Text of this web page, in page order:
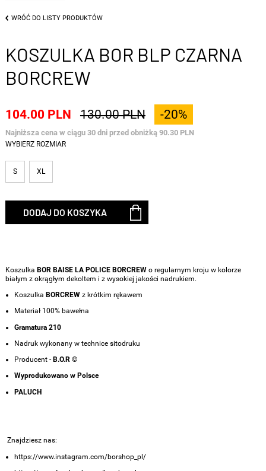
WRÓĆ DO LISTY PRODUKTÓW
KOSZULKA BOR BLP CZARNA
BORCREW
104.00 PLN 130.00 PLN -20%
Najniższa cena w ciągu 30 dni przed obniżką 90.30 PLN
WYBIERZ ROZMIAR
S XL
DODAJ DO KOSZYKA
Koszulka BOR BAISE LA POLICE BORCREW o regularnym kroju w kolorze
białym z okrągłym dekoltem i z wysokiej jakości nadrukiem.
Koszulka BORCREWz krótkim rękawem
Materiał 100% bawełna
Gramatura 210
Nadruk wykonany w technice sitodruku
Producent - B.O.R ©
Wyprodukowano w Polsce
PALUCH
Znajdziesz nas:
https://www.instagram.com/borshop_pl/